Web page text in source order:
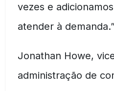
vezes e
atender à demanda.”
Jonathan Howe,
administração de